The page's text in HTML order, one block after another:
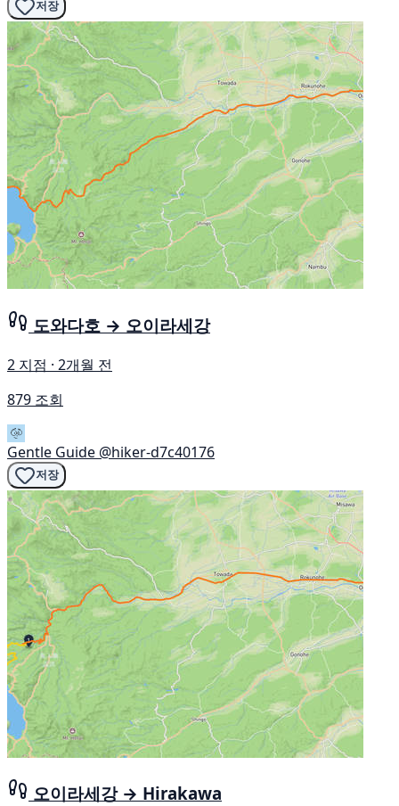
저장
도와다호 → 오이라세강
2 지점 · 2개월 전
879 조회
Gentle Guide @hiker-d7c40176
저장
오이라세강 → Hirakawa